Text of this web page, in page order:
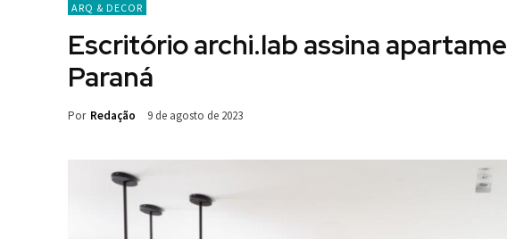
ARQ & DECOR
Escritório archi.lab assina
Paraná
Por Redação 9 de agosto de 2023